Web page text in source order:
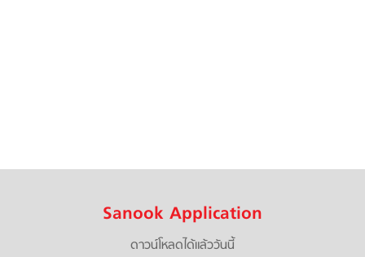
Sanook Application
ดาวน์โหลดได้แล้ววันนี้